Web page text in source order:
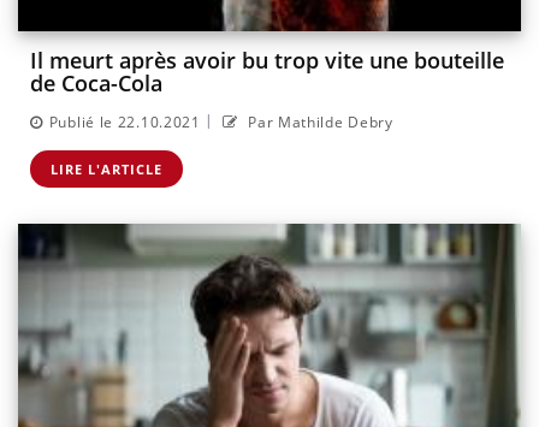
Il meurt après avoir bu trop vite une bouteille
de Coca-Cola
Publié le 22.10.2021 | Par Mathilde Debry
LIRE L'ARTICLE